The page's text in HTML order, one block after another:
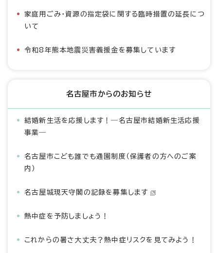
家庭用ごみ・資源の指定袋に関する臨時措置の延長につ
いて
令和8年熊本地震災害義援金を募集しています
名古屋市からのお知らせ
結婚新生活を応援します！―名古屋市結婚新生活応援
事業―
名古屋市こども誰でも通園制度（保護者の方へのご案
内）
名古屋城現天守閣の記録を募集します
熱中症を予防しましょう！
これからの暑さ大丈夫？熱中症リスクを見てみよう！